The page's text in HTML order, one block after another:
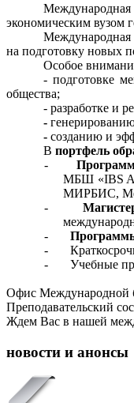
экономическим вузом
Международная
на подготовку новых
Особое
- подготовке
общества;
- разработке и
-
- созданию и
Впортфель
-
МБШ «IBS
МИРБИС,
-
-
-
-
Учебные
Офис Международной
Преподавательский
Ждем Вас в нашей
новости и анонсы